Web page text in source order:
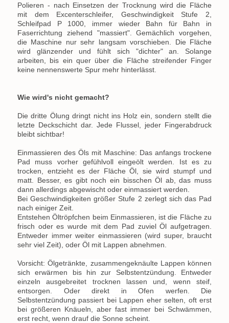
Polieren - nach Einsetzen der Trocknung wird die Fläche
mit dem Excenterschleifer, Geschwindigkeit Stufe 2,
Schleifpad P 1000, immer wieder Bahn für Bahn in
Faserrichtung ziehend "massiert". Gemächlich vorgehen,
die Maschine nur sehr langsam vorschieben. Die Fläche
wird glänzender und fühlt sich "dichter" an. Solange
arbeiten, bis ein quer über die Fläche streifender Finger
keine nennenswerte Spur mehr hinterlässt.
Wie wird's nicht gemacht?
Die dritte Ölung dringt nicht ins Holz ein, sondern stellt die
letzte Deckschicht dar. Jede Flussel, jeder Fingerabdruck
bleibt sichtbar!
Einmassieren des Öls mit Maschine: Das anfangs trockene
Pad muss vorher gefühlvoll eingeölt werden. Ist es zu
trocken, entzieht es der Fläche Öl, sie wird stumpf und
matt. Besser, es gibt noch ein bisschen Öl ab, das muss
dann allerdings abgewischt oder einmassiert werden.
Bei Geschwindigkeiten größer Stufe 2 zerlegt sich das Pad
nach einiger Zeit.
Entstehen Öltröpfchen beim Einmassieren, ist die Fläche zu
frisch oder es wurde mit dem Pad zuviel Öl aufgetragen.
Entweder immer weiter einmassieren (wird super, braucht
sehr viel Zeit), oder Öl mit Lappen abnehmen.
Vorsicht:Ölgetränkte, zusammengeknäulte Lappen können
sich erwärmen bis hin zur Selbstentzündung. Entweder
einzeln ausgebreitet trocknen lassen und, wenn steif,
entsorgen. Oder direkt in Ofen werfen. Die
Selbstentzündung passiert bei Lappen eher selten, oft erst
bei größeren Knäueln, aber fast immer bei Schwämmen,
erst recht, wenn drauf die Sonne scheint.